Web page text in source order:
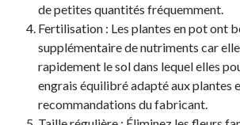
de petites quantités fréquemment.
Fertilisation : Les plantes en pot ont
supplémentaire de nutriments car
rapidement le sol dans lequel elles
engrais équilibré adapté aux plantes
recommandations du fabricant.